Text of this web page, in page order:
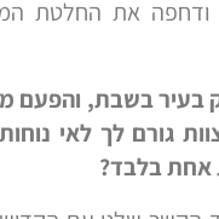
ודחפה את החלטת
בעיר בשבת, והפעם
גורם לך לאי
אחת בלבד?